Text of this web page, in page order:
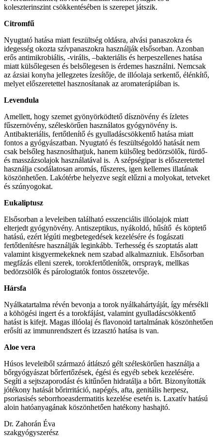
koleszterinszint csökkentésében is szerepet játszik.
Citromfű
Nyugtató hatása miatt feszültség oldásra, alvási panaszokra és
idegesség okozta szívpanaszokra használják elsősorban. Azonban
erős antimikrobiális, -virális, –bakteriális és herpeszellenes hatása
miatt külsőlegesen és belsőlegesen is érdemes használni. Nemcsak
az ázsiai konyha jellegzetes ízesítője, de illóolaja serkentő, élénkítő,
melyet előszeretettel hasznosítanak az aromaterápiában is.
Levendula
Amellett, hogy szemet gyönyörködtető dísznövény és ízletes
fűszernövény, széleskörűen használatos gyógynövény is.
Antibakteriális, fertőtlenítő és gyulladáscsökkentő hatása miatt
fontos a gyógyászatban. Nyugtató és feszültségoldó hatását nem
csak belsőleg hasznosíthatjuk, hanem külsőleg bedörzsölők, fürdő-
és masszázsolajok használatával is. A szépségipar is előszeretettel
használja csodálatosan aromás, fűszeres, igen kellemes illatának
köszönhetően. Lakótérbe helyezve segít elűzni a molyokat, tetveket
és szúnyogokat.
Eukaliptusz
Elsősorban a leveleiben található esszenciális illóolajok miatt
elterjedt gyógynövény. Antiszeptikus, nyákoldó, hűsítő és köptető
hatású, ezért légúti megbetegedések kezelésére és fogászati
fertőtlenítésre használják leginkább. Terhesség és szoptatás alatt
valamint kisgyermekeknek nem szabad alkalmazniuk. Elsősorban
megfázás elleni szerek, torokfertőtlenítők, orrsprayk, mellkas
bedörzsölők és párologtatók fontos összetevője.
Hársfa
Nyálkatartalma révén bevonja a torok nyálkahártyáját, így mérsékli
a köhögési ingert és a torokfájást, valamint gyulladáscsökkentő
hatást is kifejt. Magas illóolaj és flavonoid tartalmának köszönhetően
erősíti az immunrendszert és izzasztó hatása is van.
Aloe vera
Húsos leveleiből származó átlátszó gélt széleskörűen használja a
bőrgyógyászat bőrfertőzések, égési és egyéb sebek kezelésére.
Segíti a sejtszaporodást és kitűnően hidratálja a bőrt. Bizonyították
jótékony hatását bőrirritáció, napégés, afta, genitális herpesz,
psoriasisés seborrhoeasdermatitis kezelése esetén is. Laxatív hatású
aloin hatóanyagának köszönhetően hatékony hashajtó.
Dr. Zahorán Éva
szakgyógyszerész